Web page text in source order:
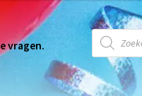
vragen.